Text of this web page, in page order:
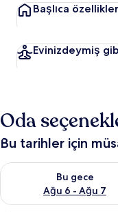
Başlıca özellikler
Evinizdeymiş
Oda
Bu tarihler için
Bu gece
Ağu 6 - Ağu 7
Bu gece için müsaitliği